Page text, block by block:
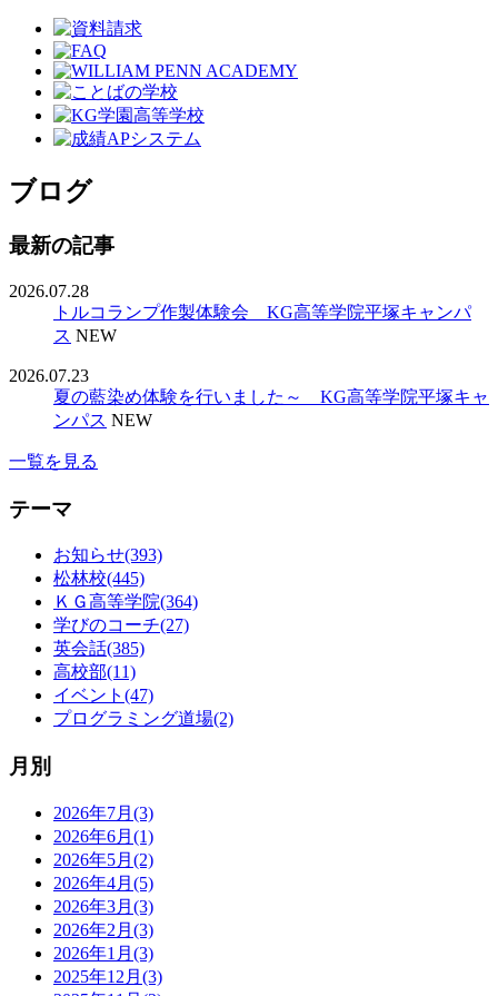
ブログ
最新の記事
2026.07.28
トルコランプ作製体験会 KG高等学院平塚キャンパ
ス NEW
2026.07.23
夏の藍染め体験を行いました～ KG高等学院平塚キャ
ンパス NEW
一覧を見る
テーマ
お知らせ(393)
松林校(445)
ＫＧ高等学院(364)
学びのコーチ(27)
英会話(385)
高校部(11)
イベント(47)
プログラミング道場(2)
月別
2026年7月(3)
2026年6月(1)
2026年5月(2)
2026年4月(5)
2026年3月(3)
2026年2月(3)
2026年1月(3)
2025年12月(3)